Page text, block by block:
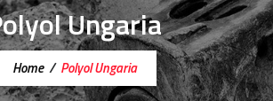
Ungaria
Home/ Polyol Ungaria